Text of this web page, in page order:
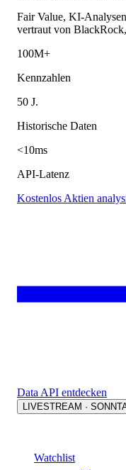
Fair Value, KI-
vertraut von
100M+
Kennzahlen
50 J.
Historische Daten
<10ms
API-Latenz
Kostenlos Aktien
Data API entdecken
LIVESTREAM ·
Watchlist